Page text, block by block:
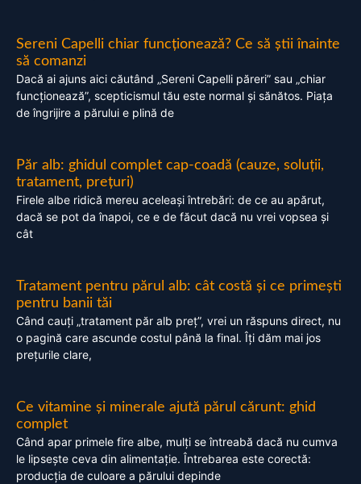
Sereni Capelli chiar funcționează? Ce să știi înainte
să comanzi
Dacă ai ajuns aici căutând „Sereni Capelli păreri” sau „chiar
funcționează”, scepticismul tău este normal și sănătos. Piața
de îngrijire a părului e plină de
Păr alb: ghidul complet cap-coadă (cauze, soluții,
tratament, prețuri)
Firele albe ridică mereu aceleași întrebări: de ce au apărut,
dacă se pot da înapoi, ce e de făcut dacă nu vrei vopsea și
cât
Tratament pentru părul alb: cât costă și ce primești
pentru banii tăi
Când cauți „tratament păr alb preț”, vrei un răspuns direct, nu
o pagină care ascunde costul până la final. Îți dăm mai jos
prețurile clare,
Ce vitamine și minerale ajută părul cărunt: ghid
complet
Când apar primele fire albe, mulți se întreabă dacă nu cumva
le lipsește ceva din alimentație. Întrebarea este corectă:
producția de culoare a părului depinde